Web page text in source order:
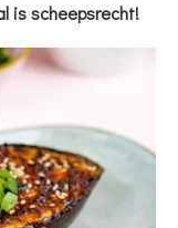
is scheepsrecht!